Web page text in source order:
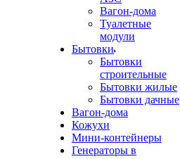
Вагон-дома
Туалетные
модули
Бытовки
Бытовки
строительные
Бытовки жилые
Бытовки дачные
Вагон-дома
Кожухи
Мини-контейнеры
Генераторы в